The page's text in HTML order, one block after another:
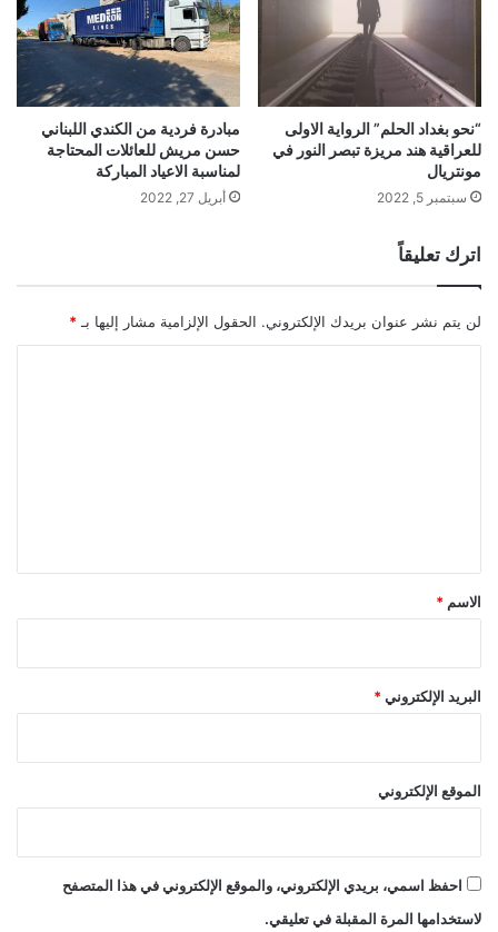
“نحو بغداد الحلم” الرواية الاولى
للعراقية هند مريزة تبصر النور في
مونتريال
سبتمبر 5, 2022
مبادرة فردية من الكندي اللبناني
حسن مريش للعائلات المحتاجة
لمناسبة الاعياد المباركة
أبريل 27, 2022
اترك تعليقاً
لن يتم نشر عنوان بريدك الإلكتروني. الحقول الإلزامية مشار إليها بـ *
*
الاسم *
البريد الإلكتروني *
الموقع الإلكتروني
احفظ اسمي، بريدي الإلكتروني، والموقع الإلكتروني في هذا المتصفح
لاستخدامها المرة المقبلة في تعليقي.